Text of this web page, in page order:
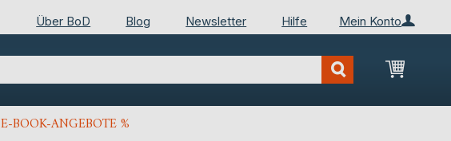
Mein Konto
Über BoD Blog Newsletter Hilfe
Mein
E-BOOK-ANGEBOTE %